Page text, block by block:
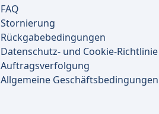
FAQ
Stornierung
Rückgabebedingungen
Datenschutz- und Cookie-Richtlinie
Auftragsverfolgung
Allgemeine Geschäftsbedingungen